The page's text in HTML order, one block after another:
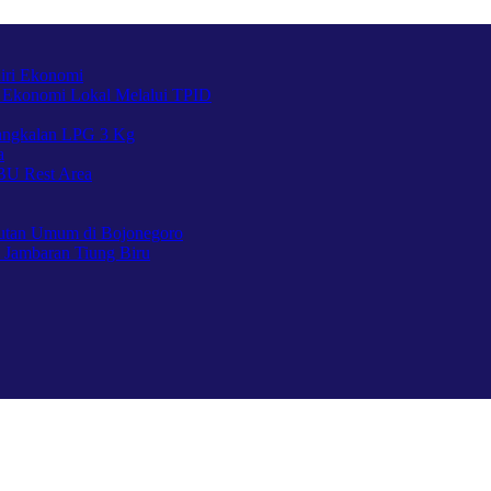
Ekonomi
Ekonomi Lokal Melalui TPID
LPG 3 Kg
Rest Area
Umum di Bojonegoro
Tiung Biru